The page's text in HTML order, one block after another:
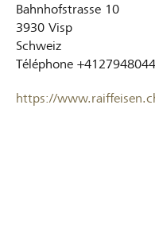
Bahnhofstrasse 10
3930 Visp
Schweiz
Téléphone
https://